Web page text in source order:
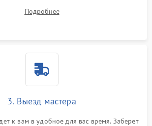
Подробнее
3. Выезд мастера
к вам в удобное для вас время. Заберет